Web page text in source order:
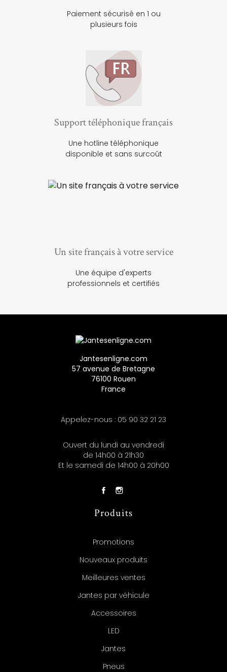
Paiement sécurisé en 1 ou
plusieurs fois
Support téléphonique français
Une hotline téléphonique
disponible et sans surcoût
Un site français à votre service
Une équipe d'experts
professionnels et certifiés
Jantesenligne.com
57 avenue de Bretagne
76100 Rouen
France
Appelez-nous : 05 90 32 21 23
Ouvert du lundi au vendredi
de 14h00 à 21h30
Et le samedi de 14h00 à 20h00
Produits
Promotions
Nouveaux produits
Meilleures ventes
Jantes par véhicule
Accessoires
LED
Jantes
Pneus